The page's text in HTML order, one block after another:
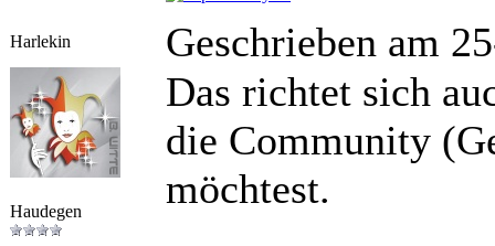
Harlekin Geschrieben am
Haudegen
Das richtet sich
die Community
möchtest.